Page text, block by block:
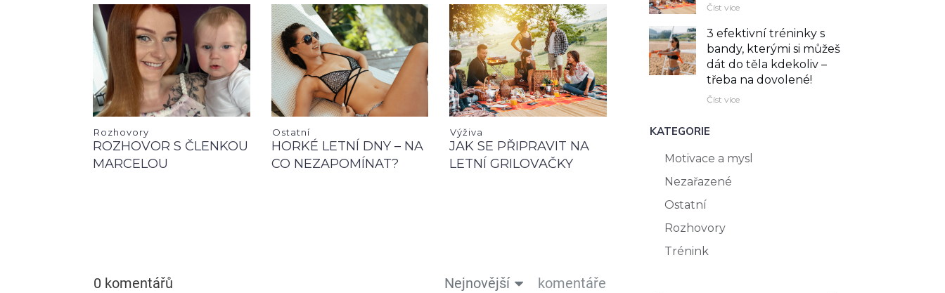
Rozhovory
ROZHOVOR S ČLENKOU
MARCELOU
Ostatní
HORKÉ LETNÍ DNY – NA
CO NEZAPOMÍNAT?
Výživa
JAK SE PŘIPRAVIT NA
LETNÍ GRILOVAČKY
0 komentářů Nejnovější komentáře
Číst více
3 efektivní tréninky s
bandy, kterými si můžeš
dát do těla kdekoliv –⁠
třeba na dovolené!
Číst více
KATEGORIE
Motivace a mysl
Nezařazené
Ostatní
Rozhovory
Trénink